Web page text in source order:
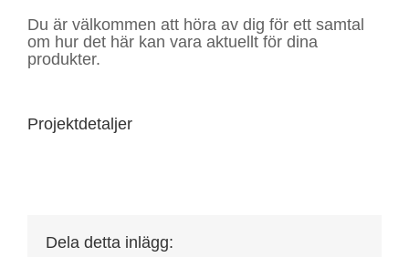
Du är välkommen att höra av dig för ett samtal
om hur det här kan vara aktuellt för dina
produkter.
Projektdetaljer
Dela detta inlägg: